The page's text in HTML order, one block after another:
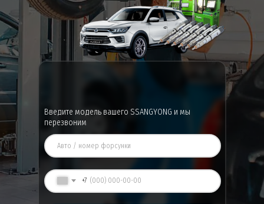
+7
Введите модель вашего SSANGYONG и мы
перезвоним